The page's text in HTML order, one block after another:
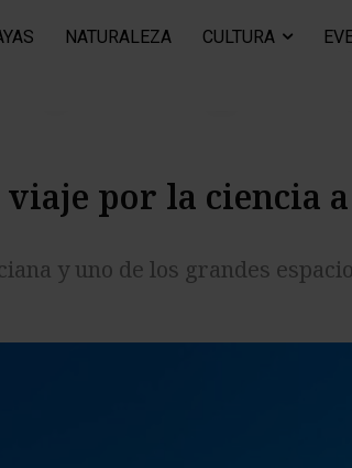
NATURALEZA CULTURA
y uno de los grandes
por la ciencia a
y uno de los grandes